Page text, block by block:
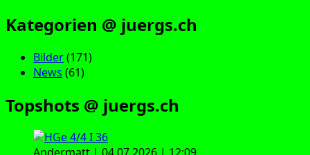
Kategorien @ juergs.ch
Bilder(171)
News (61)
Topshots @ juergs.ch